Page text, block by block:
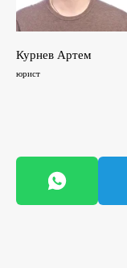
Курнев Артем
юрист